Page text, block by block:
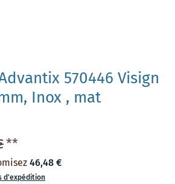
570446 Visign
Inox , mat
**
46,48 €
d'expédition